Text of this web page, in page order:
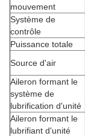
mouvement
Système de
contrôle
Puissance totale
Source d'air
Aileron formant le
système de
lubrification d'unité
Aileron formant le
lubrifiant d'unité